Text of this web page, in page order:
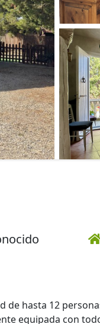
de hasta 12
equipada con